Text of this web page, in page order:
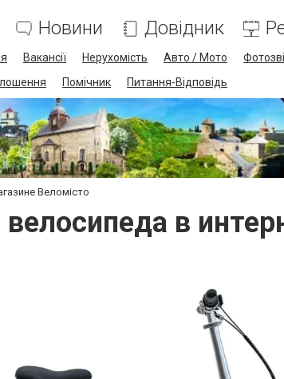
Новини Довідник
Вакансії Нерухомість Авто / Мото
Помічник Питання-Відповідь
Веломісто
в